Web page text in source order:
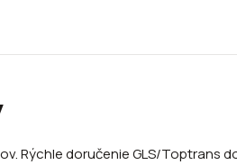
Rýchle doručenie GLS/Toptrans